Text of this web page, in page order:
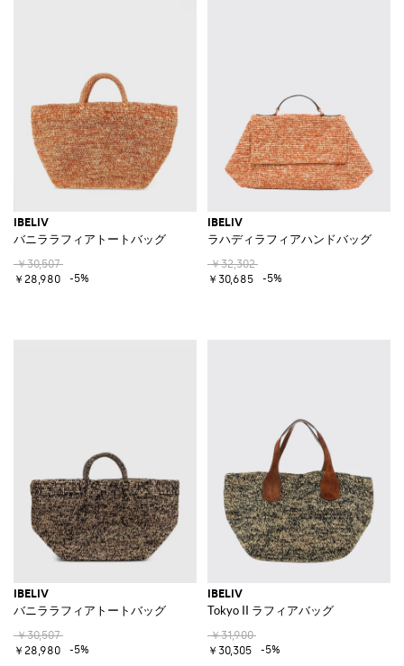
IBELIV
バニララフィアトートバッグ
￥30,507
￥28,980
-5%
IBELIV
ラハディラフィアハンドバッグ
￥32,302
￥30,685
-5%
IBELIV
バニララフィアトートバッグ
￥30,507
￥28,980
-5%
IBELIV
Tokyo II ラフィアバッグ
￥31,900
￥30,305
-5%